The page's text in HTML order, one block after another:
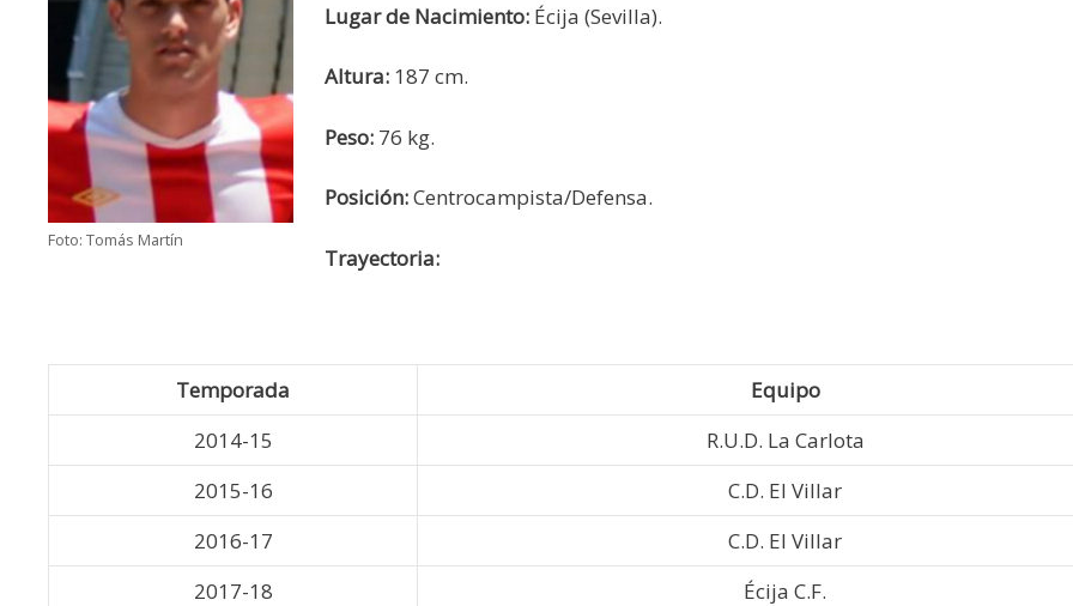
Foto: Tomás Martín
Lugar de Nacimiento:Écija (Sevilla).
Altura:187 cm.
Peso:76 kg.
Posición:Centrocampista/Defensa.
Trayectoria:
Temporada Equipo
2014-15
R.U.D. La Carlota
2015-16
C.D. El Villar
2016-17
C.D. El Villar
2017-18
Écija C.F.